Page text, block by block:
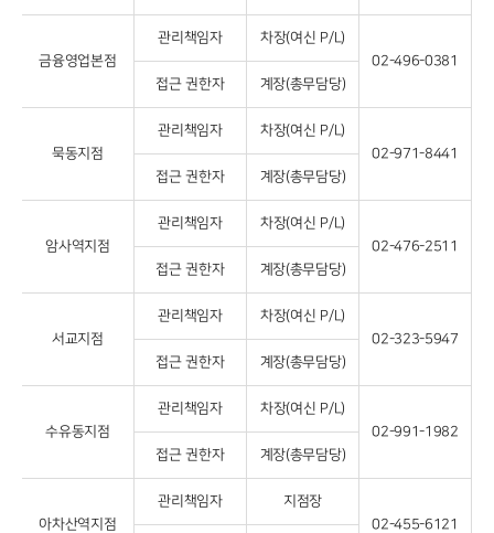
금융영업본점
관리책임자
차장(여신 P/L)
02-496-0381
접근 권한자
계장(총무담당)
묵동지점
관리책임자
차장(여신 P/L)
02-971-8441
접근 권한자
계장(총무담당)
암사역지점
관리책임자
차장(여신 P/L)
02-476-2511
접근 권한자
계장(총무담당)
서교지점
관리책임자
차장(여신 P/L)
02-323-5947
접근 권한자
계장(총무담당)
수유동지점
관리책임자
차장(여신 P/L)
02-991-1982
접근 권한자
계장(총무담당)
아차산역지점
관리책임자
지점장
02-455-6121